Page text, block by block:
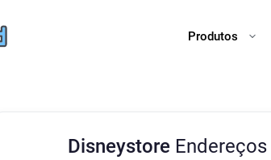
Produtos
Disneystore